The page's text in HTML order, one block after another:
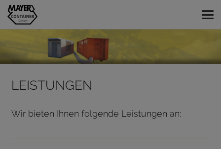
LEISTUNGEN
Wir bieten Ihnen folgende Leistungen an: